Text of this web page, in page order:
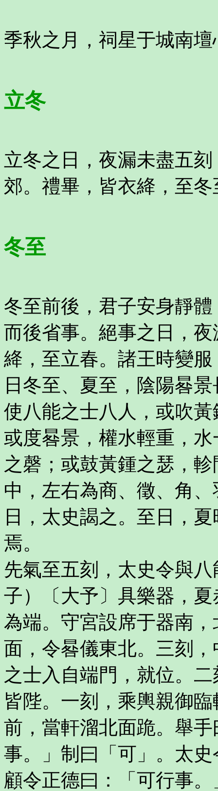
季秋之月，祠星于城南
立冬
立冬之日，夜漏未盡五
郊。禮畢，皆衣絳，至
冬至
冬至前後，君子安身靜
而後省事。絕事之日，
絳，至立春。諸王時變
日冬至、夏至，陰陽晷
使八能之士八人，或吹
或度晷景，權水輕重，
之磬；或鼓黃鍾之瑟，
中，左右為商、徵、角
日，太史謁之。至日，
焉。
先氣至五刻，太史令與
子）〔大予〕具樂器，
為端。守宮設席于器南
面，令晷儀東北。三刻
之士入自端門，就位。
皆陛。一刻，乘輿親御
前，當軒溜北面跪。舉
事。」制曰「可」。太
顧令正德曰：「可行事